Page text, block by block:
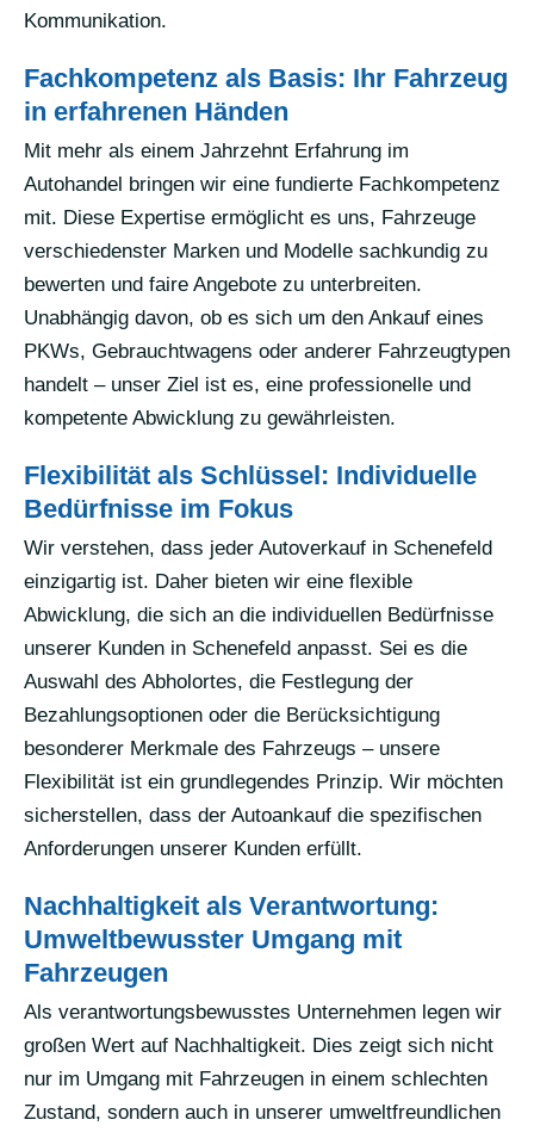
Kommunikation.
Fachkompetenz als Basis: Ihr Fahrzeug
in erfahrenen Händen
Mit mehr als einem Jahrzehnt Erfahrung im
Autohandel bringen wir eine fundierte Fachkompetenz
mit. Diese Expertise ermöglicht es uns, Fahrzeuge
verschiedenster Marken und Modelle sachkundig zu
bewerten und faire Angebote zu unterbreiten.
Unabhängig davon, ob es sich um den Ankauf eines
PKWs, Gebrauchtwagens oder anderer Fahrzeugtypen
handelt – unser Ziel ist es, eine professionelle und
kompetente Abwicklung zu gewährleisten.
Flexibilität als Schlüssel: Individuelle
Bedürfnisse im Fokus
Wir verstehen, dass jeder Autoverkauf in Schenefeld
einzigartig ist. Daher bieten wir eine flexible
Abwicklung, die sich an die individuellen Bedürfnisse
unserer Kunden in Schenefeld anpasst. Sei es die
Auswahl des Abholortes, die Festlegung der
Bezahlungsoptionen oder die Berücksichtigung
besonderer Merkmale des Fahrzeugs – unsere
Flexibilität ist ein grundlegendes Prinzip. Wir möchten
sicherstellen, dass der Autoankauf die spezifischen
Anforderungen unserer Kunden erfüllt.
Nachhaltigkeit als Verantwortung:
Umweltbewusster Umgang mit
Fahrzeugen
Als verantwortungsbewusstes Unternehmen legen wir
großen Wert auf Nachhaltigkeit. Dies zeigt sich nicht
nur im Umgang mit Fahrzeugen in einem schlechten
Zustand, sondern auch in unserer umweltfreundlichen